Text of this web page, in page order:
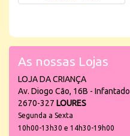
As nossas Lojas
LOJA DA CRIANÇA
Av. Diogo Cão, 16B - Infantado
2670-327 LOURES
Segunda a Sexta
10h00-13h30 e 14h30-19h00